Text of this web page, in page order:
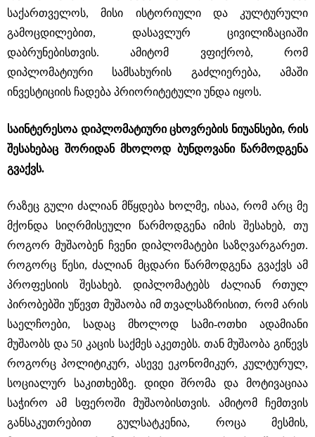
საქართველოს, მისი ისტორიული და კულტურული
გამოცდილებით, დასავლურ ცივილიზაციაში
დაბრუნებისთვის. ამიტომ ვფიქრობ, რომ
დიპლომატიური სამსახურის გაძლიერება, ამაში
ინვესტიციის ჩადება პრიორიტეტული უნდა იყოს.
საინტერესოა დიპლომატიური ცხოვრების ნიუანსები, რის
შესახებაც შორიდან მხოლოდ ბუნდოვანი წარმოდგენა
გვაქვს.
რაზეც გული ძალიან მწყდება ხოლმე, ისაა, რომ არც მე
მქონდა სიღრმისეული წარმოდგენა იმის შესახებ, თუ
როგორ მუშაობენ ჩვენი დიპლომატები საზღვარგარეთ.
როგორც წესი, ძალიან მცდარი წარმოდგენა გვაქვს ამ
პროფესიის შესახებ. დიპლომატებს ძალიან რთულ
პირობებში უწევთ მუშაობა იმ თვალსაზრისით, რომ არის
საელჩოები, სადაც მხოლოდ სამი-ოთხი ადამიანი
მუშაობს და 50 კაცის საქმეს აკეთებს. თან მუშაობა გიწევს
როგორც პოლიტიკურ, ასევე ეკონომიკურ, კულტურულ,
სოციალურ საკითხებზე. დიდი შრომა და მოტივაციაა
საჭირო ამ სფეროში მუშაობისთვის. ამიტომ ჩემთვის
განსაკუთრებით გულსატკენია, როცა მესმის,